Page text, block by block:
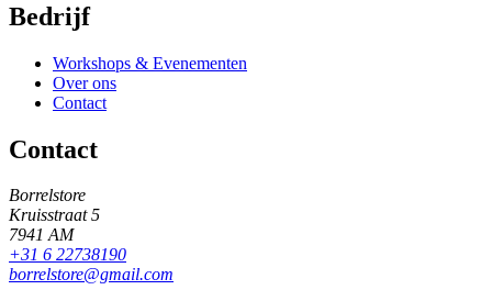
Bedrijf
Workshops & Evenementen
Over ons
Contact
Contact
Borrelstore
Kruisstraat 5
7941 AM
+31 6 22738190
borrelstore@gmail.com